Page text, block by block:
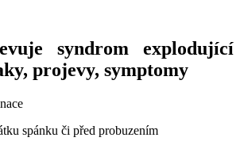
syndrom explodující
projevy, symptomy
spánku či před probuzením